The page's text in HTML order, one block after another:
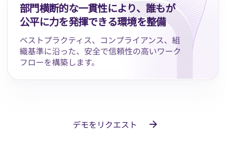
部門横断的な一貫性により、誰もが
公平に力を発揮できる環境を整備
ベストプラクティス、コンプライアンス、組
織基準に沿った、安全で信頼性の高いワーク
フローを構築します。
デモをリクエスト